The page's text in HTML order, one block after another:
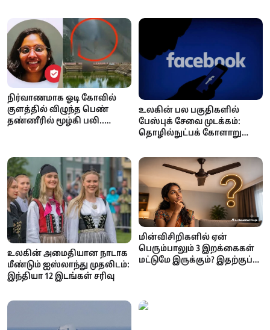
வைக்கும் கணக்குகள்!
நிர்வாணமாக ஓடி கோவில்
குளத்தில் விழுந்த பெண்
தண்ணீரில் மூழ்கி பலி..
உலகின் பல பகுதிகளில்
பேஸ்புக் சேவை முடக்கம்:
தொழில்நுட்பக் கோளாறு
அதிகாரப்பூர்வ தகவல்!
உலகின் அமைதியான நாடாக
மீண்டும் ஐஸ்லாந்து முதலிடம்:
இந்தியா 12 இடங்கள் சரிவு
மின்விசிறிகளில் ஏன்
பெரும்பாலும் 3 இறக்கைகள்
மட்டுமே இருக்கும்? இதற்குப்